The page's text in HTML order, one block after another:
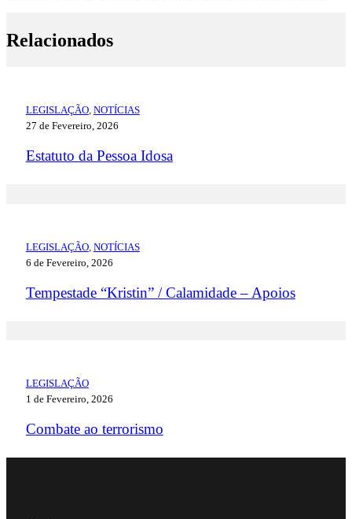
Relacionados
LEGISLAÇÃO, NOTÍCIAS
27 de Fevereiro, 2026
Estatuto da Pessoa Idosa
LEGISLAÇÃO, NOTÍCIAS
6 de Fevereiro, 2026
Tempestade “Kristin” / Calamidade – Apoios
LEGISLAÇÃO
1 de Fevereiro, 2026
Combate ao terrorismo